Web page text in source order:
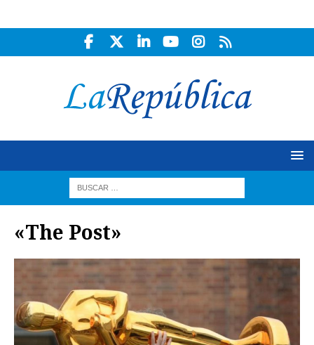
«The Post»